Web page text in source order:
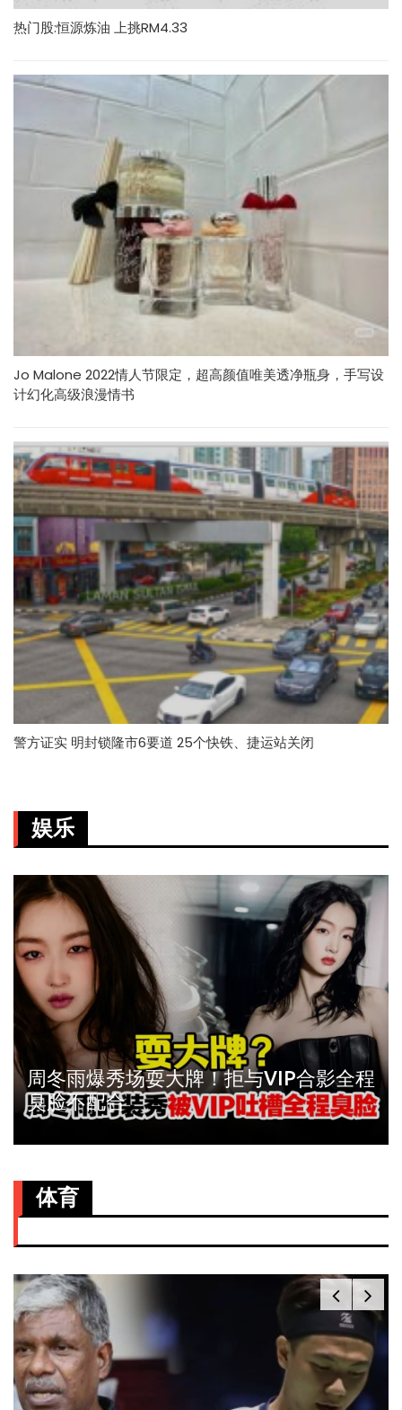
热门股:恒源炼油 上挑RM4.33
Jo Malone 2022情人节限定，超高颜值唯美透净瓶身，手写设
计幻化高级浪漫情书
警方证实 明封锁隆市6要道 25个快铁、捷运站关闭
娱乐
周冬雨爆秀场耍大牌！拒与VIP合影全程
臭脸不配合
体育